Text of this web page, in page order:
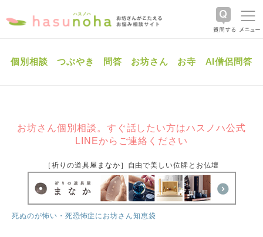
個別相談 つぶやき 問答 お坊さん お寺 AI僧侶問答
お坊さん個別相談。すぐ話したい方はハスノハ公式
LINEからご連絡ください
［祈りの道具屋まなか］自由で美しい位牌とお仏壇
死ぬのが怖い・死恐怖症にお坊さん知恵袋